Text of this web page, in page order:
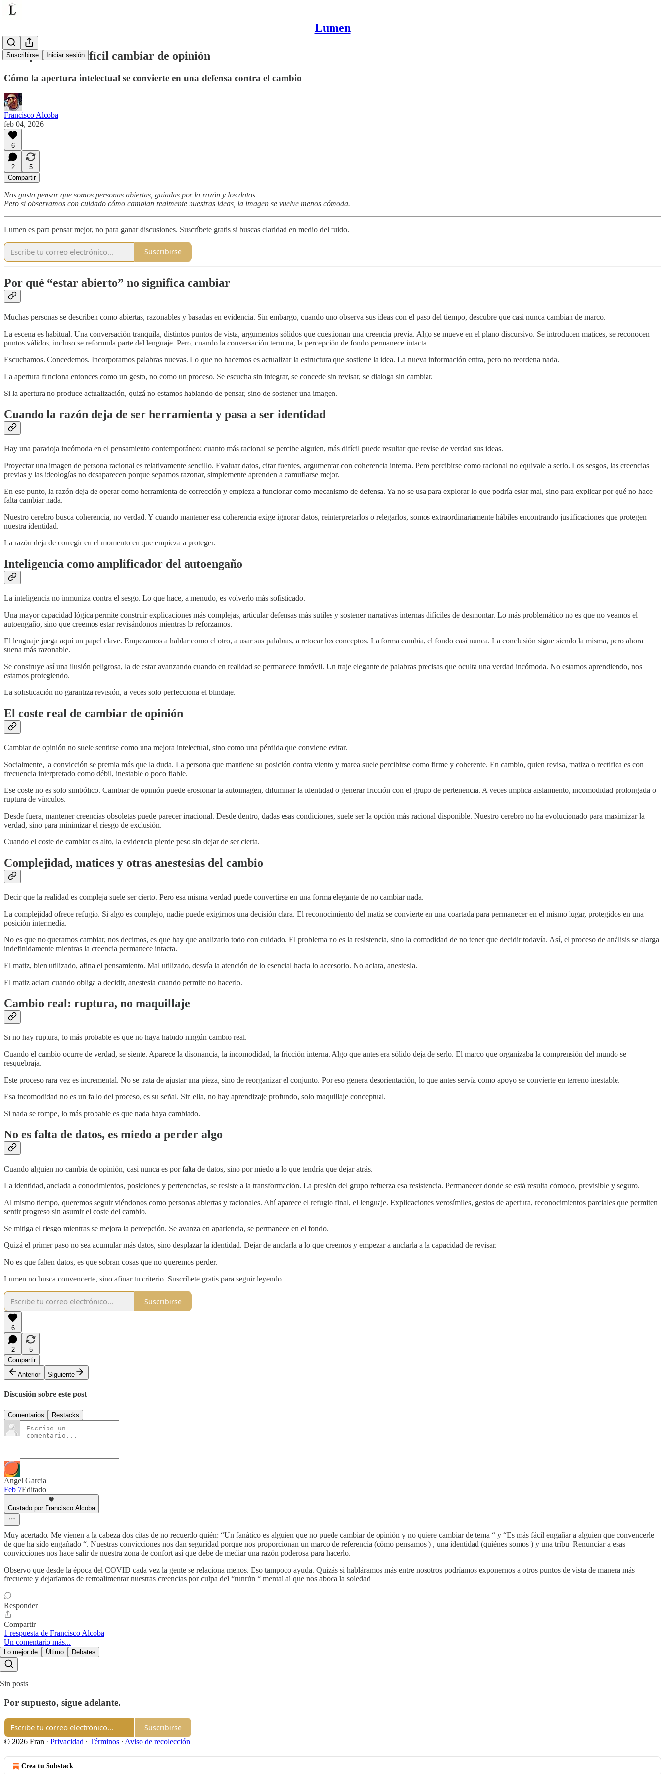
Lumen
Suscribirse Iniciar sesión
Por qué es tan difícil cambiar de opinión
Cómo la apertura intelectual se convierte en una defensa contra el cambio
Francisco Alcoba
feb 04, 2026
6
2
5
Compartir
Nos gusta pensar que somos personas abiertas, guiadas por la razón y los datos.
Pero si observamos con cuidado cómo cambian realmente nuestras ideas, la imagen se vuelve menos cómoda.
Lumen es para pensar mejor, no para ganar discusiones. Suscríbete gratis si buscas claridad en medio del ruido.
Suscribirse
Por qué “estar abierto” no significa cambiar
Muchas personas se describen como abiertas, razonables y basadas en evidencia. Sin embargo, cuando uno observa sus ideas con el paso del tiempo, descubre que casi nunca cambian de marco.
La escena es habitual. Una conversación tranquila, distintos puntos de vista, argumentos sólidos que cuestionan una creencia previa. Algo se mueve en el plano discursivo. Se introducen matices, se reconocen
puntos válidos, incluso se reformula parte del lenguaje. Pero, cuando la conversación termina, la percepción de fondo permanece intacta.
Escuchamos. Concedemos. Incorporamos palabras nuevas. Lo que no hacemos es actualizar la estructura que sostiene la idea. La nueva información entra, pero no reordena nada.
La apertura funciona entonces como un gesto, no como un proceso. Se escucha sin integrar, se concede sin revisar, se dialoga sin cambiar.
Si la apertura no produce actualización, quizá no estamos hablando de pensar, sino de sostener una imagen.
Cuando la razón deja de ser herramienta y pasa a ser identidad
Hay una paradoja incómoda en el pensamiento contemporáneo: cuanto más racional se percibe alguien, más difícil puede resultar que revise de verdad sus ideas.
Proyectar una imagen de persona racional es relativamente sencillo. Evaluar datos, citar fuentes, argumentar con coherencia interna. Pero percibirse como racional no equivale a serlo. Los sesgos, las creencias
previas y las ideologías no desaparecen porque sepamos razonar, simplemente aprenden a camuflarse mejor.
En ese punto, la razón deja de operar como herramienta de corrección y empieza a funcionar como mecanismo de defensa. Ya no se usa para explorar lo que podría estar mal, sino para explicar por qué no hace
falta cambiar nada.
Nuestro cerebro busca coherencia, no verdad. Y cuando mantener esa coherencia exige ignorar datos, reinterpretarlos o relegarlos, somos extraordinariamente hábiles encontrando justificaciones que protegen
nuestra identidad.
La razón deja de corregir en el momento en que empieza a proteger.
Inteligencia como amplificador del autoengaño
La inteligencia no inmuniza contra el sesgo. Lo que hace, a menudo, es volverlo más sofisticado.
Una mayor capacidad lógica permite construir explicaciones más complejas, articular defensas más sutiles y sostener narrativas internas difíciles de desmontar. Lo más problemático no es que no veamos el
autoengaño, sino que creemos estar revisándonos mientras lo reforzamos.
El lenguaje juega aquí un papel clave. Empezamos a hablar como el otro, a usar sus palabras, a retocar los conceptos. La forma cambia, el fondo casi nunca. La conclusión sigue siendo la misma, pero ahora
suena más razonable.
Se construye así una ilusión peligrosa, la de estar avanzando cuando en realidad se permanece inmóvil. Un traje elegante de palabras precisas que oculta una verdad incómoda. No estamos aprendiendo, nos
estamos protegiendo.
La sofisticación no garantiza revisión, a veces solo perfecciona el blindaje.
El coste real de cambiar de opinión
Cambiar de opinión no suele sentirse como una mejora intelectual, sino como una pérdida que conviene evitar.
Socialmente, la convicción se premia más que la duda. La persona que mantiene su posición contra viento y marea suele percibirse como firme y coherente. En cambio, quien revisa, matiza o rectifica es con
frecuencia interpretado como débil, inestable o poco fiable.
Ese coste no es solo simbólico. Cambiar de opinión puede erosionar la autoimagen, difuminar la identidad o generar fricción con el grupo de pertenencia. A veces implica aislamiento, incomodidad prolongada o
ruptura de vínculos.
Desde fuera, mantener creencias obsoletas puede parecer irracional. Desde dentro, dadas esas condiciones, suele ser la opción más racional disponible. Nuestro cerebro no ha evolucionado para maximizar la
verdad, sino para minimizar el riesgo de exclusión.
Cuando el coste de cambiar es alto, la evidencia pierde peso sin dejar de ser cierta.
Complejidad, matices y otras anestesias del cambio
Decir que la realidad es compleja suele ser cierto. Pero esa misma verdad puede convertirse en una forma elegante de no cambiar nada.
La complejidad ofrece refugio. Si algo es complejo, nadie puede exigirnos una decisión clara. El reconocimiento del matiz se convierte en una coartada para permanecer en el mismo lugar, protegidos en una
posición intermedia.
No es que no queramos cambiar, nos decimos, es que hay que analizarlo todo con cuidado. El problema no es la resistencia, sino la comodidad de no tener que decidir todavía. Así, el proceso de análisis se alarga
indefinidamente mientras la creencia permanece intacta.
El matiz, bien utilizado, afina el pensamiento. Mal utilizado, desvía la atención de lo esencial hacia lo accesorio. No aclara, anestesia.
El matiz aclara cuando obliga a decidir, anestesia cuando permite no hacerlo.
Cambio real: ruptura, no maquillaje
Si no hay ruptura, lo más probable es que no haya habido ningún cambio real.
Cuando el cambio ocurre de verdad, se siente. Aparece la disonancia, la incomodidad, la fricción interna. Algo que antes era sólido deja de serlo. El marco que organizaba la comprensión del mundo se
resquebraja.
Este proceso rara vez es incremental. No se trata de ajustar una pieza, sino de reorganizar el conjunto. Por eso genera desorientación, lo que antes servía como apoyo se convierte en terreno inestable.
Esa incomodidad no es un fallo del proceso, es su señal. Sin ella, no hay aprendizaje profundo, solo maquillaje conceptual.
Si nada se rompe, lo más probable es que nada haya cambiado.
No es falta de datos, es miedo a perder algo
Cuando alguien no cambia de opinión, casi nunca es por falta de datos, sino por miedo a lo que tendría que dejar atrás.
La identidad, anclada a conocimientos, posiciones y pertenencias, se resiste a la transformación. La presión del grupo refuerza esa resistencia. Permanecer donde se está resulta cómodo, previsible y seguro.
Al mismo tiempo, queremos seguir viéndonos como personas abiertas y racionales. Ahí aparece el refugio final, el lenguaje. Explicaciones verosímiles, gestos de apertura, reconocimientos parciales que permiten
sentir progreso sin asumir el coste del cambio.
Se mitiga el riesgo mientras se mejora la percepción. Se avanza en apariencia, se permanece en el fondo.
Quizá el primer paso no sea acumular más datos, sino desplazar la identidad. Dejar de anclarla a lo que creemos y empezar a anclarla a la capacidad de revisar.
No es que falten datos, es que sobran cosas que no queremos perder.
Lumen no busca convencerte, sino afinar tu criterio. Suscríbete gratis para seguir leyendo.
Suscribirse
6
2
5
Compartir
Anterior
Siguiente
Discusión sobre este post
Comentarios Restacks
Angel Garcia
Feb 7Editado
Gustado por Francisco Alcoba
Muy acertado. Me vienen a la cabeza dos citas de no recuerdo quién: “Un fanático es alguien que no puede cambiar de opinión y no quiere cambiar de tema “ y “Es más fácil engañar a alguien que convencerle
de que ha sido engañado “. Nuestras convicciones nos dan seguridad porque nos proporcionan un marco de referencia (cómo pensamos ) , una identidad (quiénes somos ) y una tribu. Renunciar a esas
convicciones nos hace salir de nuestra zona de confort así que debe de mediar una razón poderosa para hacerlo.
Observo que desde la época del COVID cada vez la gente se relaciona menos. Eso tampoco ayuda. Quizás si habláramos más entre nosotros podríamos exponernos a otros puntos de vista de manera más
frecuente y dejaríamos de retroalimentar nuestras creencias por culpa del “runrún “ mental al que nos aboca la soledad
Responder
Compartir
1 respuesta de Francisco Alcoba
Un comentario más...
Lo mejor de Último Debates
Sin posts
Por supuesto, sigue adelante.
Suscribirse
© 2026 Fran · Privacidad ∙ Términos ∙ Aviso de recolección
Crea tu Substack